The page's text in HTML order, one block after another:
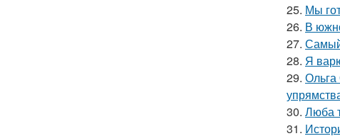
25. Мы
26. В
27. Самый
28. Я
29. Ольга
30. Люба
31.